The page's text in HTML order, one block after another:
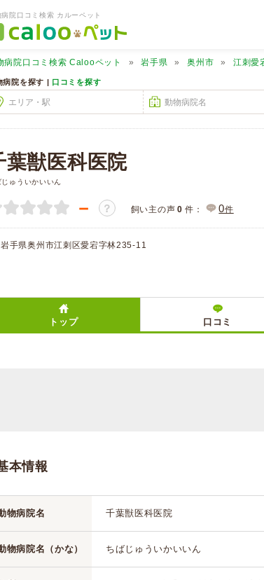
病院口コミ検索 カルーペット
病院口コミ検索 Calooペット 岩手県 奥州市 江刺愛
病院を探す | 口コミを探す
葉獣医科医院
じゅういかいいん
－ ？ 飼い主の声 0 件： 0件
岩手県奥州市江刺区愛宕字林235-11
トップ 口コミ
本情報
物病院名 千葉獣医科医院
物病院名（かな） ちばじゅういかいいん